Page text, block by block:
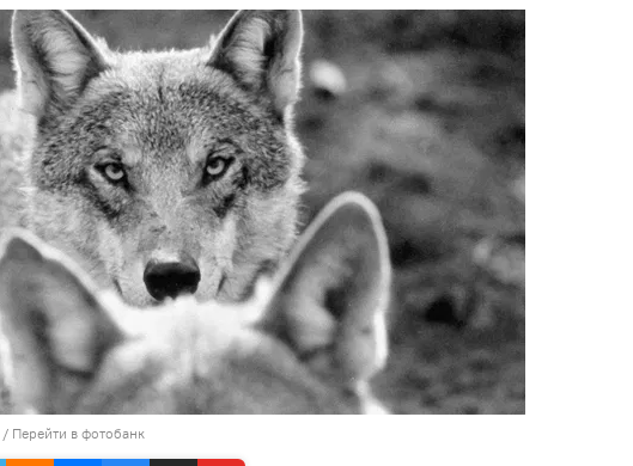
/ Перейти в фотобанк